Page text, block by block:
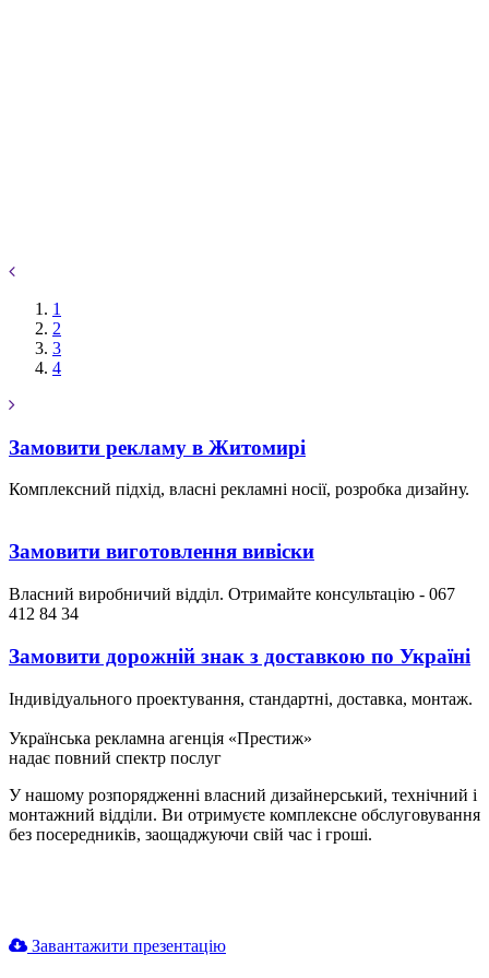
1
2
3
4
Замовити рекламу в Житомирі
Комплексний підхід, власні рекламні носії, розробка дизайну.
Замовити виготовлення вивіски
Власний виробничий відділ. Отримайте консультацію - 067
412 84 34
Замовити дорожній знак з доставкою по Україні
Індивідуального проектування, стандартні, доставка, монтаж.
Українська рекламна агенція «Престиж»
надає повний спектр послуг
У нашому розпорядженні власний дизайнерський, технічний і
монтажний відділи. Ви отримуєте комплексне обслуговування
без посередників, заощаджуючи свій час і гроші.
Завантажити презентацію